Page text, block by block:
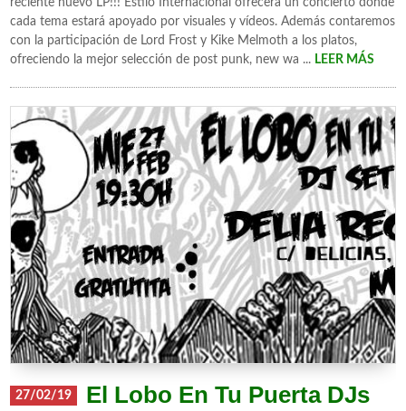
cada tema estará apoyado por visuales y vídeos. Además contaremos
con la participación de Lord Frost y Kike Melmoth a los platos,
ofreciendo la mejor selección de post punk, new wa ... LEER MÁS
27/02/19
El Lobo En Tu Puerta DJs